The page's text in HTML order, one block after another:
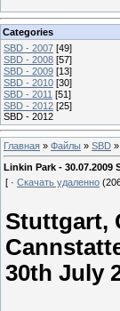
Categories
SBD - 2007 [49]
SBD - 2008 [57]
SBD - 2009 [13]
SBD - 2010 [30]
SBD - 2011 [51]
SBD - 2012 [25]
SBD - 2012
Главная » Файлы » SBD »
Linkin Park -
[ · Скачать удаленно
Stuttgart,
30th July